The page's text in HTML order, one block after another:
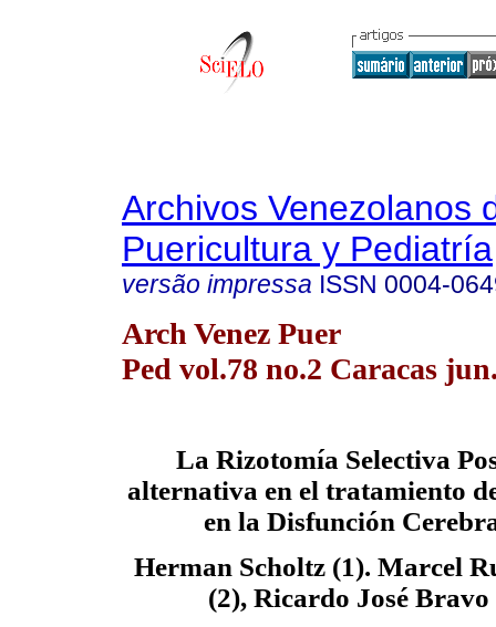
Archivos Venezolanos
Puericultura y Pediatría
versão impressa ISSN 0004-
Arch Venez Puer
Ped vol.78 no.2 Caracas
La Rizotomía Selectiva
alternativa en el tratamiento
en la Disfunción
Herman Scholtz (1). Marcel
(2), Ricardo José Bravo